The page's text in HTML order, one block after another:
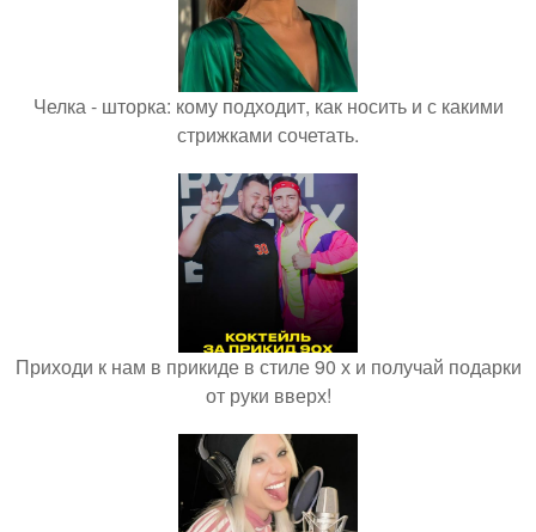
Челка - шторка: кому подходит, как носить и с какими
стрижками сочетать.
Приходи к нам в прикиде в стиле 90 х и получай подарки
от руки вверх!